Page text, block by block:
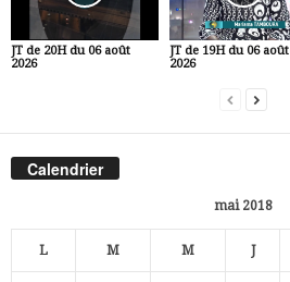
JT de 20H du 06 août
2026
JT de 19H du 06 août
2026
Calendrier
mai 2018
L M M J